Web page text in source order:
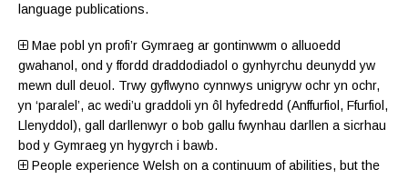
language publications.
Mae pobl yn profi’r Gymraeg ar gontinwwm o alluoedd
gwahanol, ond y ffordd draddodiadol o gynhyrchu deunydd yw
mewn dull deuol. Trwy gyflwyno cynnwys unigryw ochr yn ochr,
yn ‘paralel’, ac wedi’u graddoli yn ôl hyfedredd (Anffurfiol, Ffurfiol,
Llenyddol), gall darllenwyr o bob gallu fwynhau darllen a sicrhau
bod y Gymraeg yn hygyrch i bawb.
People experience Welsh on a continuum of abilities, but the